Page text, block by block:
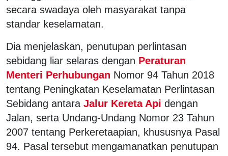
secara swadaya oleh masyarakat tanpa
standar keselamatan.
Dia menjelaskan, penutupan perlintasan
sebidang liar selaras dengan Peraturan
Menteri Perhubungan Nomor 94 Tahun 2018
tentang Peningkatan Keselamatan Perlintasan
Sebidang antara Jalur Kereta Api dengan
Jalan, serta Undang-Undang Nomor 23 Tahun
2007 tentang Perkeretaapian, khususnya Pasal
94. Pasal tersebut mengamanatkan penutupan